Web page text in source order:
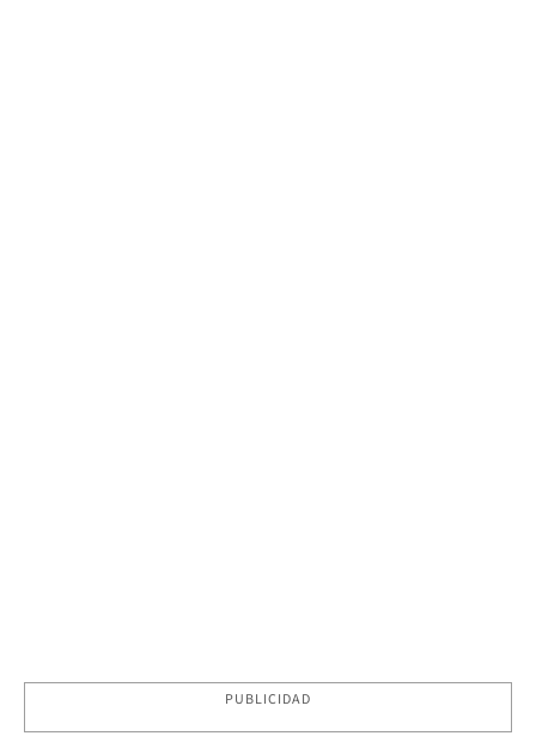
PUBLICIDAD